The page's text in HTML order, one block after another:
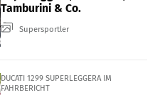
Tamburini & Co.
Supersportler
DUCATI 1299 SUPERLEGGERA IM
FAHRBERICHT